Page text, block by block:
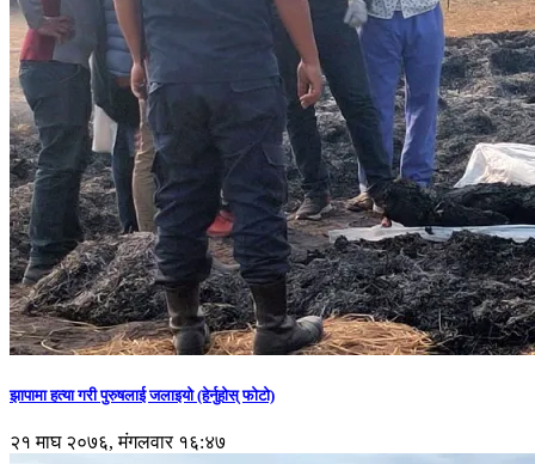
झापामा हत्या गरी पुरुषलाई जलाइयो (हेर्नुहाेस् फाेटाे)
२१ माघ २०७६, मंगलवार १६:४७